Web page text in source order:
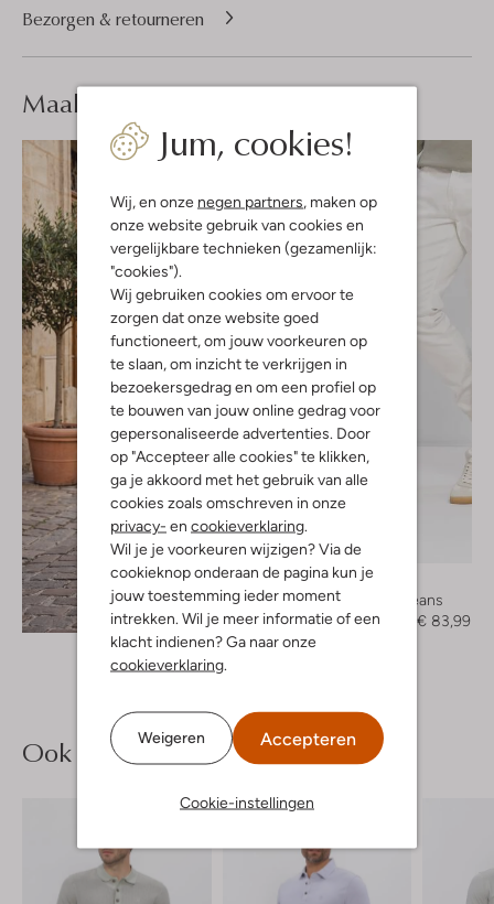
Jum, cookies!
Wij, en onze negen partners , maken op
onze website gebruik van cookies en
vergelijkbare technieken (gezamenlijk:
"cookies").
Wij gebruiken cookies om ervoor te
zorgen dat onze website goed
functioneert, om jouw voorkeuren op
te slaan, om inzicht te verkrijgen in
bezoekersgedrag en om een profiel op
te bouwen van jouw online gedrag voor
gepersonaliseerde advertenties. Door
op "Accepteer alle cookies" te klikken,
ga je akkoord met het gebruik van alle
cookies zoals omschreven in onze
privacy- en cookieverklaring
Wil je je voorkeuren wijzigen? Via de
cookieknop onderaan de pagina kun je
jouw toestemming ieder moment
intrekken. Wil je meer informatie of een
klacht indienen? Ga naar onze
cookieverklaring
Weigeren Accepteren
Cookie-instellingen
Bezorgen & retourneren
Maak je
Ontdek de look
-40%
Cast Iron
Slim fit jeans
€ 139,99
€ 83,99
Ook iets voor jou?